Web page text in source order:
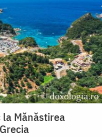
la Mănăstirea